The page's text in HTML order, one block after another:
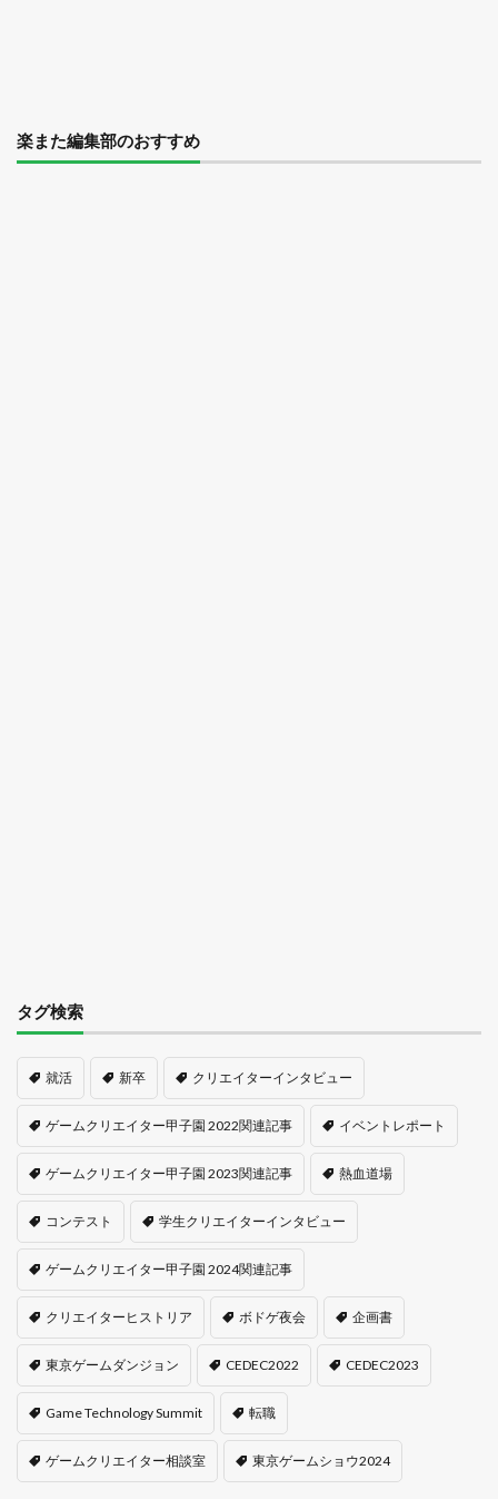
楽また編集部のおすすめ
タグ検索
就活 新卒 クリエイターインタビュー
ゲームクリエイター甲子園 2022関連記事 イベントレポート
ゲームクリエイター甲子園 2023関連記事 熱血道場
コンテスト 学生クリエイターインタビュー
ゲームクリエイター甲子園 2024関連記事
クリエイターヒストリア ボドゲ夜会 企画書
東京ゲームダンジョン CEDEC2022 CEDEC2023
Game Technology Summit 転職
ゲームクリエイター相談室 東京ゲームショウ2024